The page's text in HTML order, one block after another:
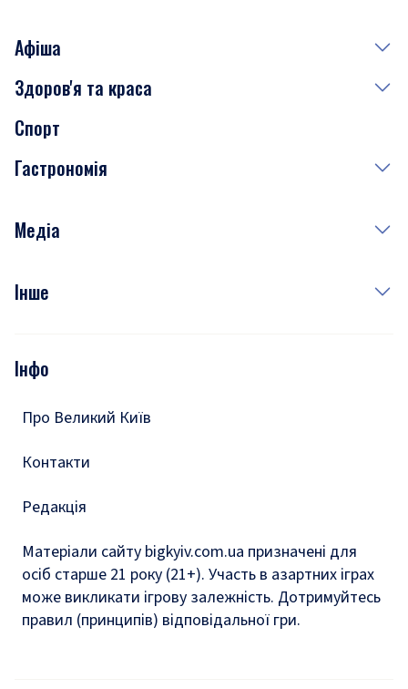
Афіша
Сьогодні
Завтра
Субота
Здоров'я та краса
Медицина
Краса
Спорт
Гастрономія
Рецепти
Медіа
Фото
Подкасти
Інше
Тести
Інфо
Про Великий Київ
Контакти
Редакція
Матеріали сайту bigkyiv.com.ua призначені для
осіб старше 21 року (21+). Участь в азартних іграх
може викликати ігрову залежність. Дотримуйтесь
правил (принципів) відповідальної гри.